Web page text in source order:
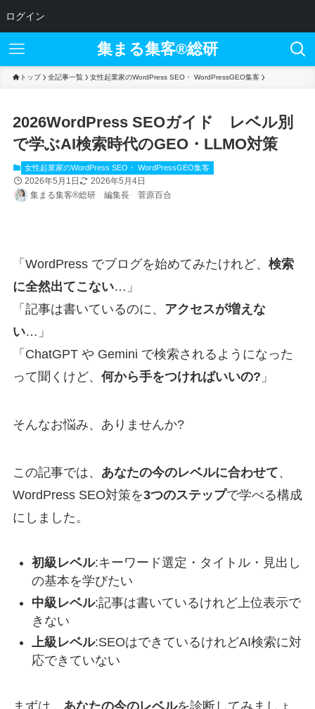
ログイン
集まる集客®︎総研
トップ 全記事一覧 女性起業家のWordPress SEO・ WordPressGEO集客
2026WordPress SEOガイド レベル別
で学ぶAI検索時代のGEO・LLMO対策
女性起業家のWordPress SEO・ WordPressGEO集客
2026年5月1日
2026年5月4日
集まる集客®総研 編集長 菅原百合
「WordPress でブログを始めてみたけれど、 検索
に全然出てこない…」
「記事は書いているのに、 アクセスが増えな
い…」
「ChatGPT や Gemini で検索されるようになった
って聞くけど、 何から手をつければいいの? 」
そんなお悩み、ありませんか?
この記事では、 あなたの今のレベルに合わせて、
WordPress SEO対策を3つのステップで学べる構成
にしました。
初級レベル:キーワード選定・タイトル・見出し
の基本を学びたい
中級レベル:記事は書いているけれど上位表示で
きない
上級レベル:SEOはできているけれどAI検索に対
応できていない